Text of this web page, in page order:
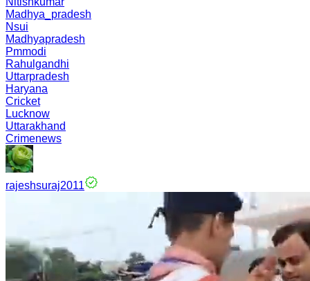
Madhya_pradesh
Nsui
Madhyapradesh
Pmmodi
Rahulgandhi
Uttarpradesh
Haryana
Cricket
Lucknow
Uttarakhand
Crimenews
rajeshsuraj2011